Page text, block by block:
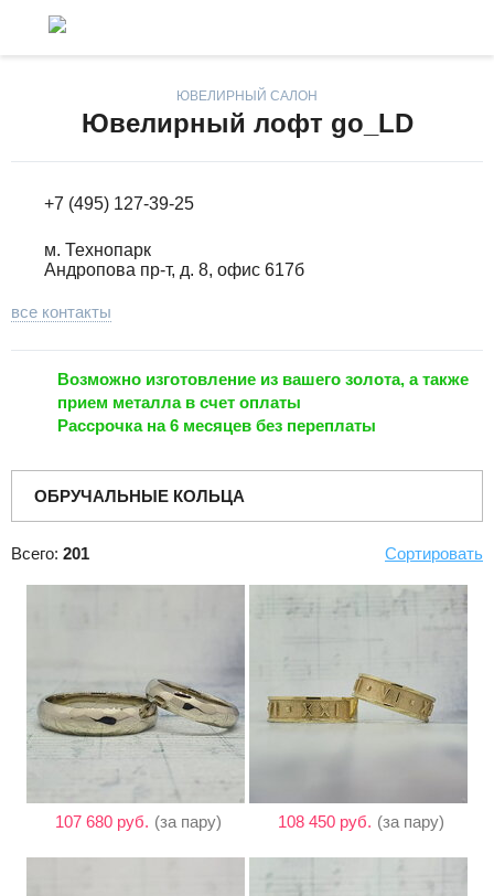
ЮВЕЛИРНЫЙ САЛОН
Ювелирный лофт go_LD
+7 (495) 127-39-25
м. Технопарк
Андропова пр-т, д. 8, офис 617б
все контакты
Возможно изготовление из вашего золота, а также
прием металла в счет оплаты
Рассрочка на 6 месяцев без переплаты
ОБРУЧАЛЬНЫЕ КОЛЬЦА
Всего: 201 Сортировать
107 680 руб. (за пару) 108 450 руб. (за пару)